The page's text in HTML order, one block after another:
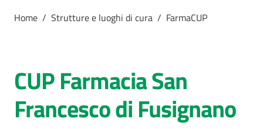
Sanitaria
Locale della
Azienda
Servizi
Home / Strutture e luoghi di cura / FarmaCUP
Salta al contenuto
CUP Farmacia San
Francesco di Fusignano